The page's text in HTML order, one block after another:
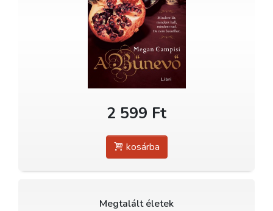
2 599 Ft
kosárba
Megtalált életek